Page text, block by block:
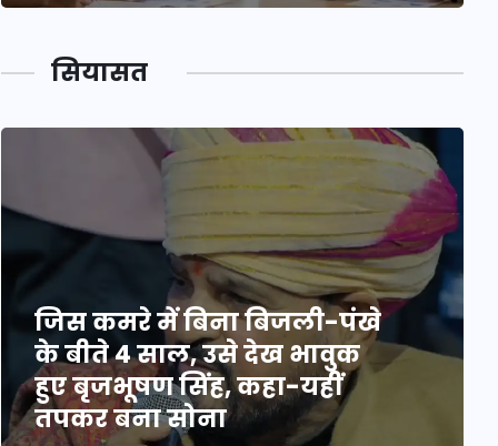
सियासत
जिस कमरे में बिना बिजली-पंखे
के बीते 4 साल, उसे देख भावुक
हुए बृजभूषण सिंह, कहा-यहीं
तपकर बना सोना